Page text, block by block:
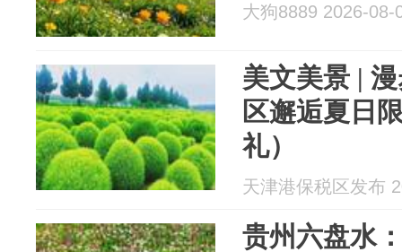
大狗8889 2026-08-
美文美景 |
区邂逅夏日
礼）
天津港保税区发布
贵州六盘水